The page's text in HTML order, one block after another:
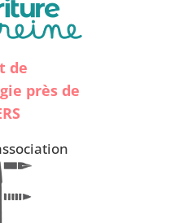
de
près de